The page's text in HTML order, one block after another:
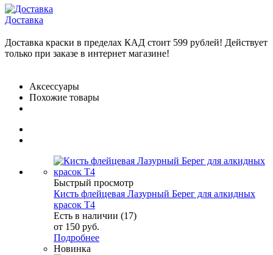
Доставка
Доставка краски в пределах КАД стоит 599 рублей! Действует
только при заказе в интернет магазине!
Аксессуары
Похожие товары
Быстрый просмотр
Кисть флейцевая Лазурный Берег для алкидных
красок Т4
Есть в наличии (17)
от 150 руб.
Подробнее
Новинка